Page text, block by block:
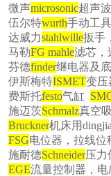
微声microsonic超声
伍尔特wurth手动工
达威力stahlwille扳手
马勒FG mahle滤芯，
芬德finder继电器及
伊斯梅特ISMET变压
费斯托festo气缸
施迈茨Schmalz真空
Bruckner机床用
FSG电位器，拉线
施耐德Schneider压力
EGE流量控制器，电